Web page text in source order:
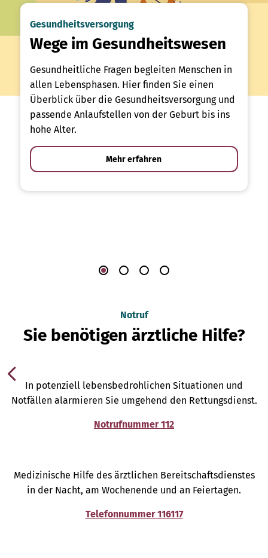
Gesundheitsversorgung
Wege im Gesundheitswesen
Gesundheitliche Fragen begleiten Menschen in
allen Lebensphasen. Hier finden Sie einen
Überblick über die Gesundheitsversorgung und
passende Anlaufstellen von der Geburt bis ins
hohe Alter.
Mehr erfahren
Notruf
Sie benötigen ärztliche Hilfe?
In potenziell lebensbedrohlichen Situationen und
Notfällen alarmieren Sie umgehend den Rettungsdienst.
Notrufnummer 112
Medizinische Hilfe des ärztlichen Bereitschaftsdienstes
in der Nacht, am Wochenende und an Feiertagen.
Telefonnummer 116117